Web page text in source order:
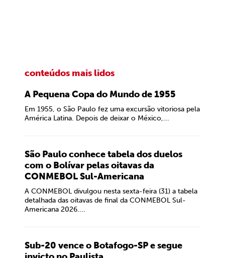
conteúdos mais lidos
A Pequena Copa do Mundo de 1955
Em 1955, o São Paulo fez uma excursão vitoriosa pela
América Latina. Depois de deixar o México,...
São Paulo conhece tabela dos duelos
com o Bolívar pelas oitavas da
CONMEBOL Sul-Americana
A CONMEBOL divulgou nesta sexta-feira (31) a tabela
detalhada das oitavas de final da CONMEBOL Sul-
Americana 2026....
Sub-20 vence o Botafogo-SP e segue